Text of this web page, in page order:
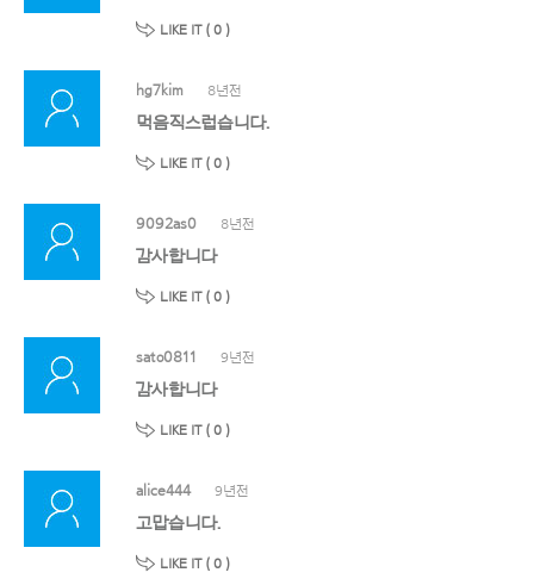
LIKE IT ( 0 )
hg7kim 8년전
먹음직스럽습니다.
LIKE IT ( 0 )
9092as0 8년전
감사합니다
LIKE IT ( 0 )
sato0811 9년전
감사합니다
LIKE IT ( 0 )
alice444 9년전
고맙습니다.
LIKE IT ( 0 )